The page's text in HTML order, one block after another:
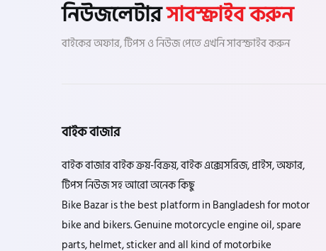
নিউজলেটারসাবস্ক্রাইব করুন
বাইকের অফার, টিপস ও নিউজ পেতে এখনি সাবস্ক্রাইব করুন
বাইক বাজার
বাইক বাজার বাইক ক্রয়-বিক্রয়, বাইক এক্সেসরিজ, প্রাইস, অফার,
টিপস নিউজ সহ আরো অনেক কিছু
Bike Bazar is the best platform in Bangladesh for motor
bike and bikers. Genuine motorcycle engine oil, spare
parts, helmet, sticker and all kind of motorbike